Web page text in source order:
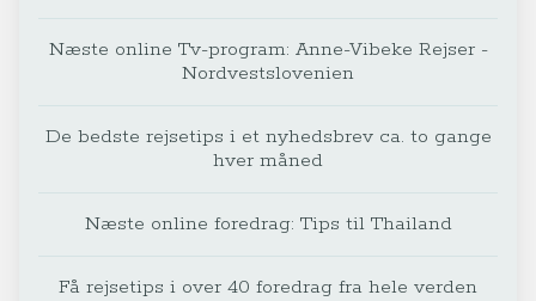
Næste online Tv-program: Anne-Vibeke Rejser -
Nordvestslovenien
De bedste rejsetips i et nyhedsbrev ca. to gange
hver måned
Næste online foredrag: Tips til Thailand
Få rejsetips i over 40 foredrag fra hele verden